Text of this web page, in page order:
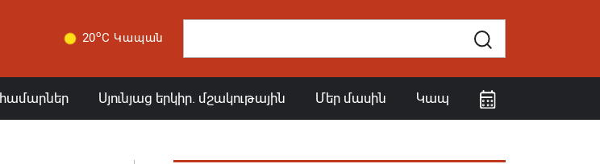
20oC Կապան
Սյունյաց երկիր. մշակութային Մեր մասին Կապ